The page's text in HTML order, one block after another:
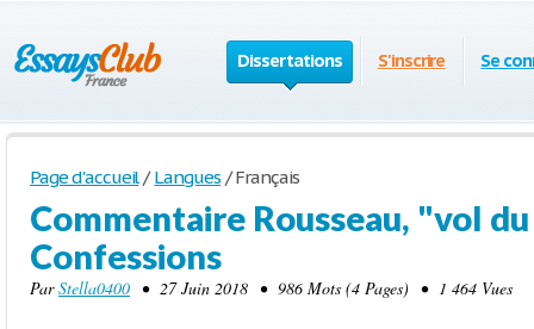
Dissertations S'inscrire Se
Page d'accueil / Langues /Français
Commentaire Rousseau, "vol
Confessions
ParStella0400 • 27 Juin 2018 • 986 Mots (4 Pages) • 1 464 Vues